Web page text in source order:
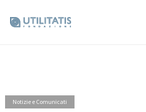
Notizie e Comunicati